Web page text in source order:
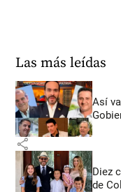
Las más leídas
Así
share
Diez
de